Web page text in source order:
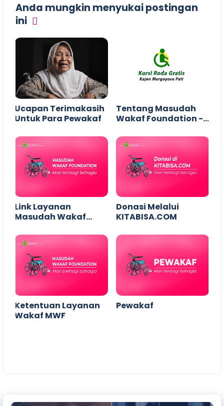
Anda mungkin menyukai postingan
ini
Ucapan Terimakasih
Untuk Para Pewakaf
Tentang Masudah
Wakaf Foundation -
Link Layanan
Masudah Wakaf
Donasi Melalui
KITABISA.COM
Ketentuan Layanan
Wakaf MWF
Pewakaf